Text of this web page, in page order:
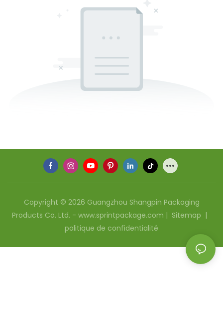
Copyright © 2026 Guangzhou Shangpin Packaging
Products Co. Ltd. - www.sprintpackage.com | Sitemap |
politique de confidentialité